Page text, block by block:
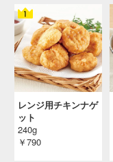
レンジ用チキンナゲ
ット
240g
￥790